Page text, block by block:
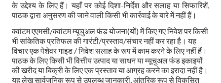
के उद्देश्य के लिए हैं। यहाँ पर कोई दिशा-निर्देश और सलाह या सिफारिशें,
पाठक द्वारा अनुसरण की जाने वाली किसी भी कार्रवाई के बारे में नहीं हैं।
क्वांटम एएमसी/क्वांटम म्यूचुअल फंड योजना(यों) में किए गए निवेश पर किसी
भी सांकेतिक प्रतिफल की गारंटी/प्रस्ताव/संचार नहीं कर रहा है। यह
विचार एक पेशेवर गाइड / निवेश सलाह के रूप में काम करने के लिए नहीं हैं।
पाठक के लिए किसी भी वित्तीय उत्पाद या साधन या म्यूचुअल फंड इकाइयों
की खरीद या बिक्री के लिए एक प्रस्ताव या आग्रह करने का इरादा नहीं है।
यह लेख सार्वजनिक रूप से उपलब्ध जानकारी, आंतरिक रूप से विकसित